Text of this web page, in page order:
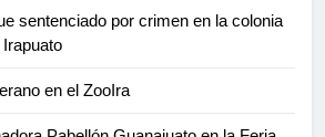
sentenciado por crimen en la colonia
en el ZooIra